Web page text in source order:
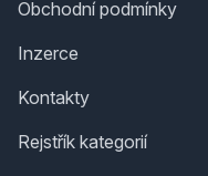
Obchodní podmínky
Inzerce
Kontakty
Rejstřík kategorií